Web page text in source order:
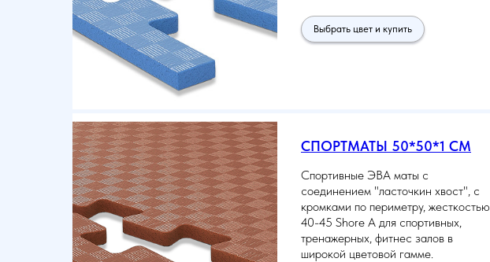
Выбрать цвет и купить
СПОРТМАТЫ 50*50*1 СМ
Спортивные ЭВА маты с
соединением "ласточкин хвост", с
кромками по периметру, жесткостью
40-45 Shore A для спортивных,
тренажерных, фитнес залов в
широкой цветовой гамме.